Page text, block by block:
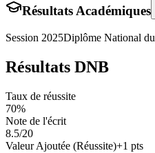
Résultats Académiques
Session 2025Diplôme National
Résultats DNB
Taux de réussite
70%
Note de l'écrit
8.5/20
Valeur Ajoutée (Réussite)+1 pts